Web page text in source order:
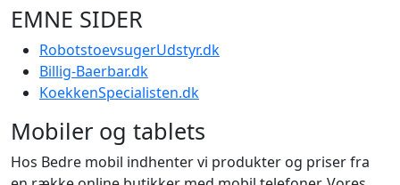
EMNE SIDER
RobotstoevsugerUdstyr.dk
Billig-Baerbar.dk
KoekkenSpecialisten.dk
Mobiler og tablets
Hos Bedre mobil indhenter vi produkter og priser fra